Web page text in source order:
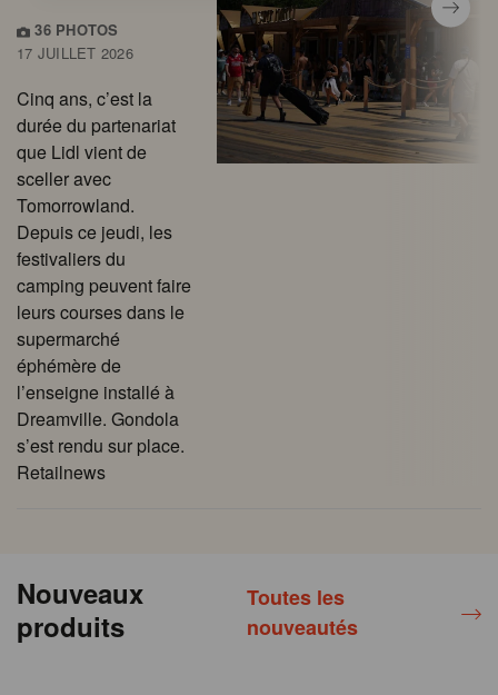
36 PHOTOS
17 JUILLET 2026
Cinq ans, c’est la
durée du partenariat
que Lidl vient de
sceller avec
Tomorrowland.
Depuis ce jeudi, les
festivaliers du
camping peuvent faire
leurs courses dans le
supermarché
éphémère de
l’enseigne installé à
Dreamville. Gondola
s’est rendu sur place.
Retailnews
Nouveaux
produits
Toutes les
nouveautés